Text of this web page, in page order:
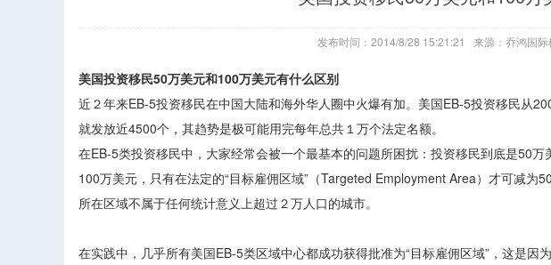
发布时间：2014/8/28 15:21:21 来源：乔鸿国
美国投资移民50万美元和100万美元有什么区别
近２年来EB-5投资移民在中国大陆和海外华人圈中火爆有加。美国EB-5投资移民从
就发放近4500个，其趋势是极可能用完每年总共１万个法定名额。
在EB-5类投资移民中，大家经常会被一个最基本的问题所困扰：投资移民到底是50
100万美元，只有在法定的“目标雇佣区域”（Targeted Employment Area）才可减
所在区域不属于任何统计意义上超过２万人口的城市。
在实践中，几乎所有美国EB-5类区域中心都成功获得批准为“目标雇佣区域”，这是